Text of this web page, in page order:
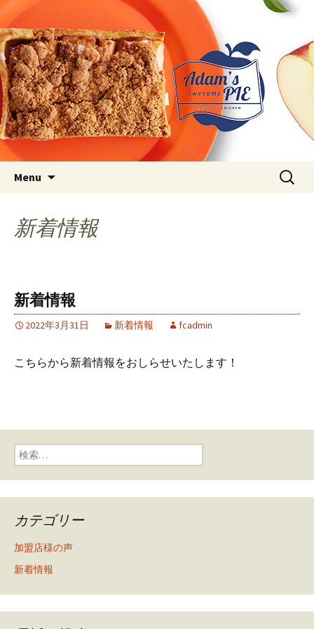
アダムス オーサム パイ ブロ
グ
Just another WordPress site
Menu
検
新着情報
新着情報
2022年3月31日 新着情報 fcadmin
こちらから新着情報をおしらせいたします！
検索:
カテゴリー
加盟店様の声
新着情報